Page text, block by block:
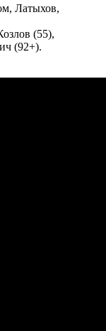
Латыхов,
(55),
(92+).